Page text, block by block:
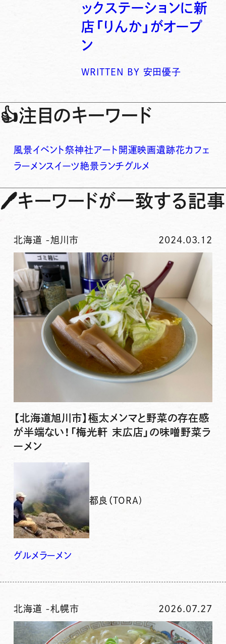
ックステーションに新
店「りんか」がオープ
ン
WRITTEN BY 安田優子
👍注目のキーワード
風景イベント祭神社アート 開運映画遺跡花カフェ
ラーメンスイーツ絶景ランチグルメ
🖊キーワードが一致する記事
北海道 -旭川市 2024.03.12
【北海道旭川市】極太メンマと野菜の存在感
が半端ない！「梅光軒 末広店」の味噌野菜ラ
ーメン
都良（TORA)
グルメ ラーメン
北海道 -札幌市 2026.07.27